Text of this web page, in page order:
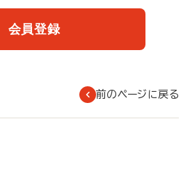
会員登録
前のページに戻る